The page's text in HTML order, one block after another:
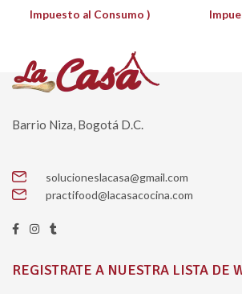
Impuesto al Consumo )
Barrio Niza, Bogotá D.C.
solucioneslacasa@gmail.com
practifood@lacasacocina.com
REGISTRATE A NUESTRA LISTA DE